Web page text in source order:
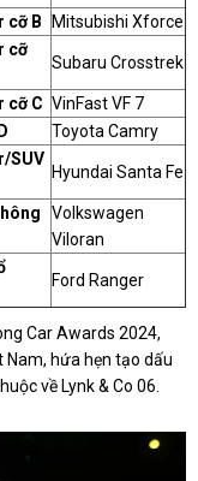
cỡ B
Mitsubishi Xforce
cỡ
Subaru Crosstrek
cỡ C VinFast VF 7
Toyota Camry
SUV
Hyundai Santa Fe
Volkswagen
Viloran
Ford Ranger
Car Awards 2024,
hứa hẹn tạo dấu
về Lynk & Co 06.